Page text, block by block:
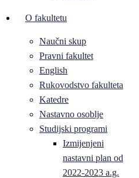
O fakultetu
Naučni skup
Pravni fakultet
English
Rukovodstvo fakulteta
Katedre
Nastavno osoblje
Studijski programi
Izmijenjeni
nastavni plan od
2022-2023 a.g.